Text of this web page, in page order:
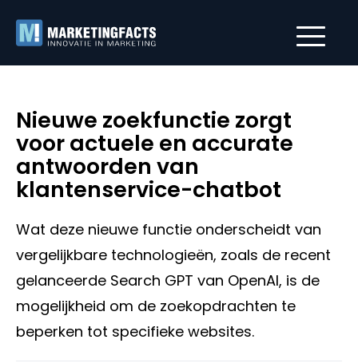
Nieuwe zoekfunctie zorgt
voor actuele en accurate
antwoorden van
klantenservice-chatbot
Wat deze nieuwe functie onderscheidt van
vergelijkbare technologieën, zoals de recent
gelanceerde Search GPT van OpenAI, is de
mogelijkheid om de zoekopdrachten te
beperken tot specifieke websites.